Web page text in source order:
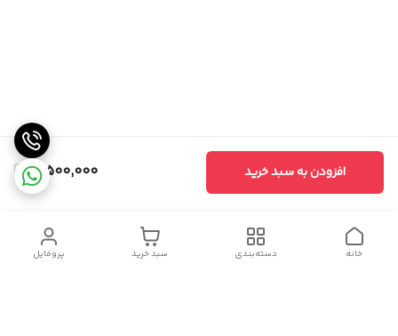
3,500,000 افزودن به سبد خرید
پروفایل سبد خرید دسته‌بندی خانه